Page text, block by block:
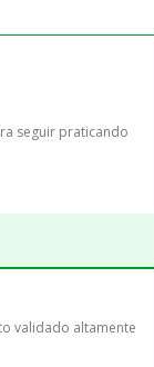
seguir praticando
validado altamente